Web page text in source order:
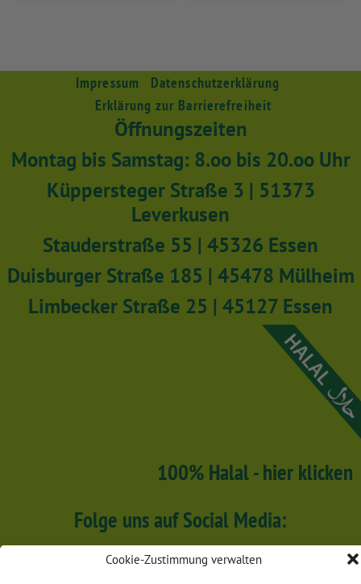
Cookie-Zustimmung verwalten
Impressum
Datenschutzerklärung
Erklärung zur Barrierefreiheit
Öffnungszeiten
Montag bis Samstag: 8.oo bis 20.oo Uhr
Küppersteger Straße 3 | 51373
Leverkusen
Stauderstraße 55 | 45326 Essen
Duisburger Straße 185 | 45478 Mülheim
Limbecker Straße 25 | 45127 Essen
100% Halal - hier klicken
Folge uns auf Social Media: